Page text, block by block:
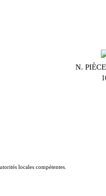
N.
locales compétentes.